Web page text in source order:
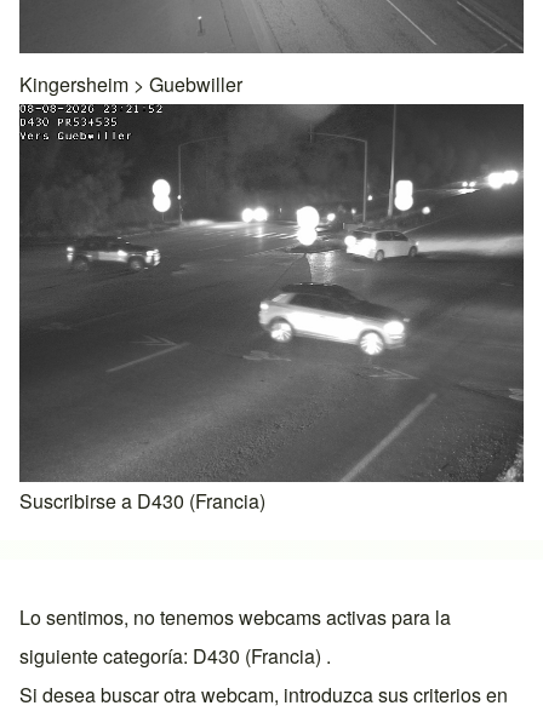
Kingersheim > Guebwiller
Suscribirse a D430 (Francia)
Lo sentimos, no tenemos webcams activas para la
siguiente categoría: D430 (Francia) .
Si desea buscar otra webcam, introduzca sus criterios en